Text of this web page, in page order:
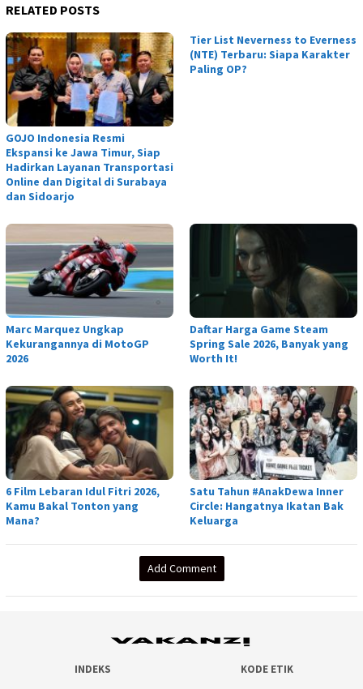
RELATED POSTS
GOJO Indonesia Resmi
Ekspansi ke Jawa Timur, Siap
Hadirkan Layanan Transportasi
Online dan Digital di Surabaya
dan Sidoarjo
Tier List Neverness to Everness
(NTE) Terbaru: Siapa Karakter
Paling OP?
Marc Marquez Ungkap
Kekurangannya di MotoGP
2026
Daftar Harga Game Steam
Spring Sale 2026, Banyak yang
Worth It!
6 Film Lebaran Idul Fitri 2026,
Kamu Bakal Tonton yang
Mana?
Satu Tahun #AnakDewa Inner
Circle: Hangatnya Ikatan Bak
Keluarga
Add Comment
INDEKS
KODE ETIK